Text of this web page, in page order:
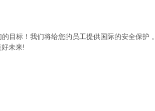
目标！我们将给您的员工提供国际的安全保护 。
未来!